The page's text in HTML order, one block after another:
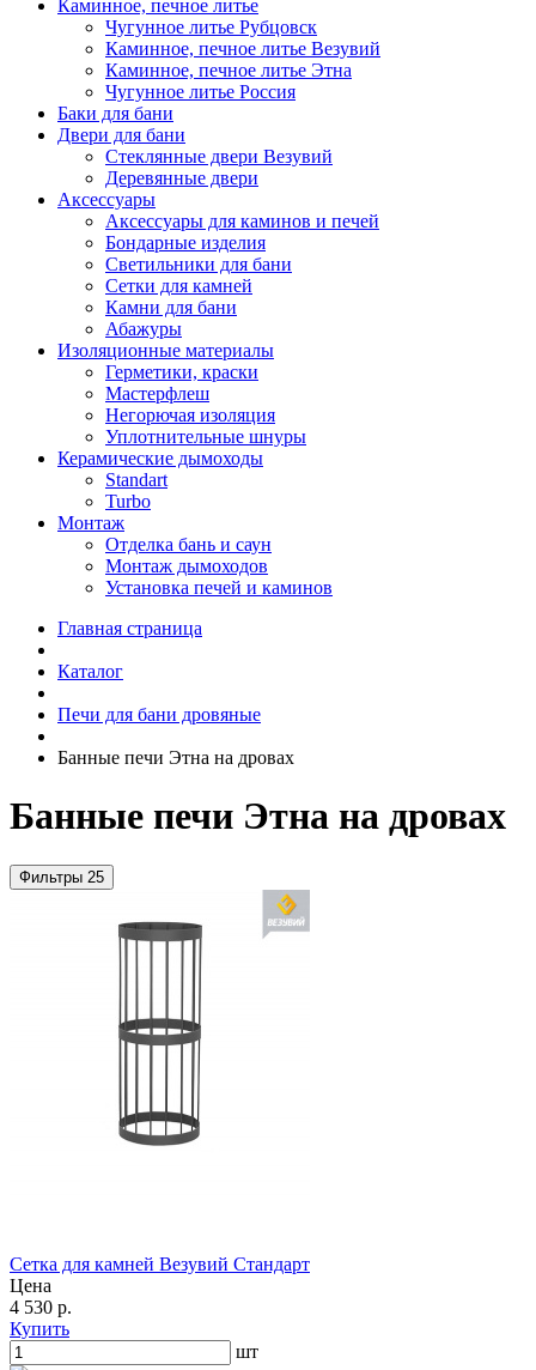
Каминное, печное литье
Чугунное литье Рубцовск
Каминное, печное литье Везувий
Каминное, печное литье Этна
Чугунное литье Россия
Баки для бани
Двери для бани
Стеклянные двери Везувий
Деревянные двери
Аксессуары
Аксессуары для каминов и печей
Бондарные изделия
Светильники для бани
Сетки для камней
Камни для бани
Абажуры
Изоляционные материалы
Герметики, краски
Мастерфлеш
Негорючая изоляция
Уплотнительные шнуры
Керамические дымоходы
Standart
Turbo
Монтаж
Отделка бань и саун
Монтаж дымоходов
Установка печей и каминов
Главная страница
Каталог
Печи для бани дровяные
Банные печи Этна на дровах
Банные печи Этна на дровах
Фильтры 25
Сетка для камней Везувий Стандарт
Цена
4 530 р.
Купить
шт